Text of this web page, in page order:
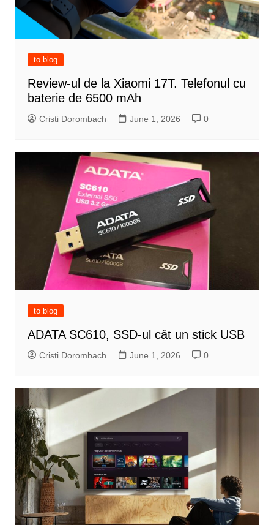
to blog
Review-ul de la Xiaomi 17T. Telefonul cu
baterie de 6500 mAh
Cristi Dorombach June 1, 2026 0
to blog
ADATA SC610, SSD-ul cât un stick USB
Cristi Dorombach June 1, 2026 0